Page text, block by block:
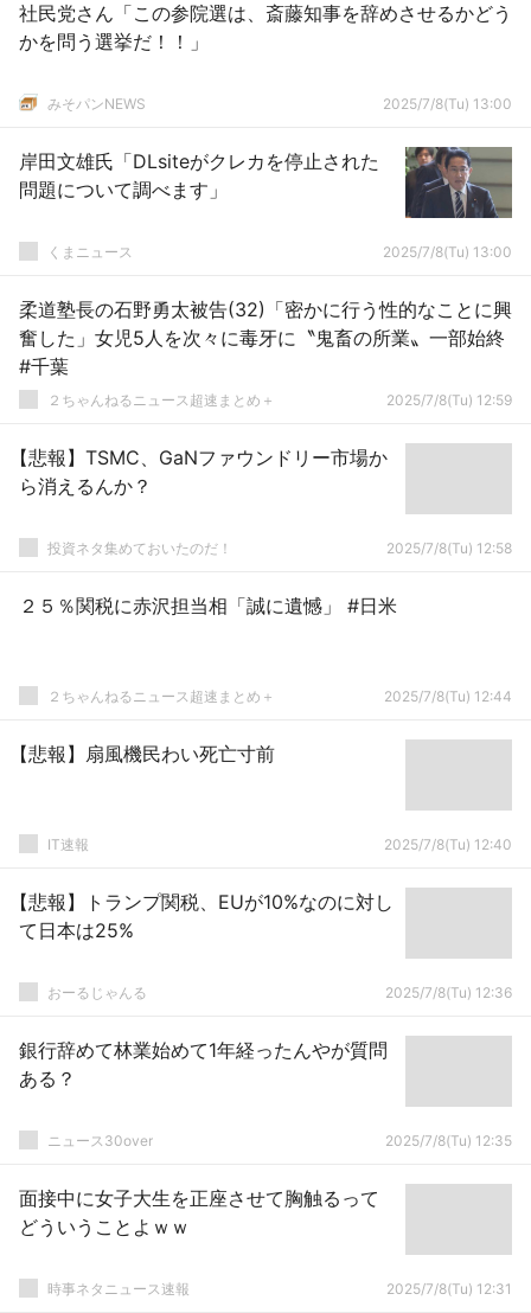
社民党さん「この参院選は、斎藤知事を辞めさせるかどう
かを問う選挙だ！！」
みそパンNEWS 2025/7/8(Tu) 13:00
岸田文雄氏「DLsiteがクレカを停止された
問題について調べます」
くまニュース 2025/7/8(Tu) 13:00
柔道塾長の石野勇太被告(32)「密かに行う性的なことに興
奮した」女児5人を次々に毒牙に〝鬼畜の所業〟一部始終
#千葉
２ちゃんねるニュース超速まとめ＋ 2025/7/8(Tu) 12:59
【悲報】TSMC、GaNファウンドリー市場か
ら消えるんか？
投資ネタ集めておいたのだ！ 2025/7/8(Tu) 12:58
２５％関税に赤沢担当相「誠に遺憾」 #日米
２ちゃんねるニュース超速まとめ＋ 2025/7/8(Tu) 12:44
【悲報】扇風機民わい死亡寸前
IT速報 2025/7/8(Tu) 12:40
【悲報】トランプ関税、EUが10%なのに対し
て日本は25%
おーるじゃんる 2025/7/8(Tu) 12:36
銀行辞めて林業始めて1年経ったんやが質問
ある？
ニュース30over 2025/7/8(Tu) 12:35
面接中に女子大生を正座させて胸触るって
どういうことよｗｗ
時事ネタニュース速報 2025/7/8(Tu) 12:31